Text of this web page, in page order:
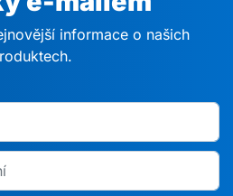
informace o našich